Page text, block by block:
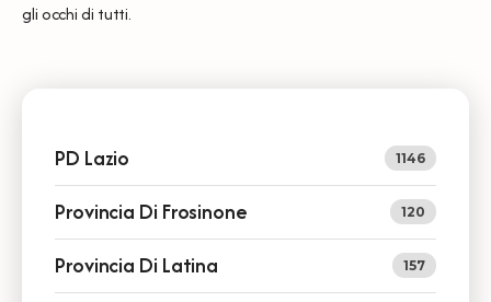
gli occhi di tutti.
PD Lazio 1146
Provincia Di Frosinone 120
Provincia Di Latina 157